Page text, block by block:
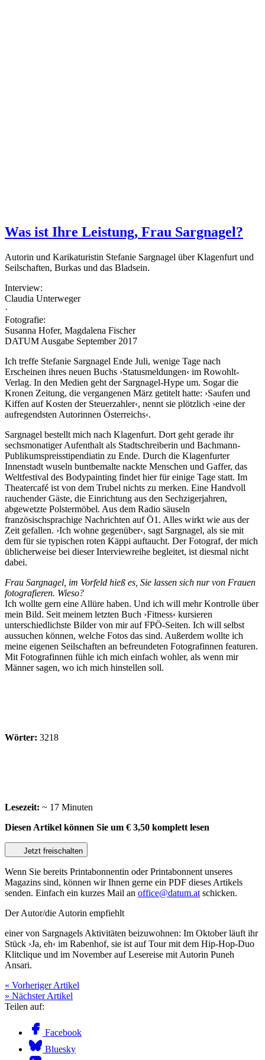
Was ist Ihre Leistung, Frau Sargnagel?
Autorin und Karikaturistin Stefanie Sargnagel über Klagenfurt und
Seilschaften, Burkas und das Bladsein.
Interview:
Claudia Unterweger
·
Fotografie:
Susanna Hofer, Magdalena Fischer
DATUM Ausgabe September 2017
Ich treffe Stefanie Sargnagel Ende Juli, wenige Tage nach
Erscheinen ihres neuen Buchs ›Statusmeldungen‹ im Rowohlt-
Verlag. In den Medien geht der Sargnagel-Hype um. Sogar die
Kronen Zeitung, die vergangenen März getitelt hatte: ›Saufen und
Kiffen auf Kosten der Steuerzahler‹, nennt sie plötzlich ›eine der
aufregendsten Autorinnen Österreichs‹.
Sargnagel bestellt mich nach Klagenfurt. Dort geht gerade ihr
sechsmonatiger Aufenthalt als Stadtschreiberin und Bachmann-
Publikumspreisstipendiatin zu Ende. Durch die Klagenfurter
Innenstadt wuseln buntbemalte nackte Menschen und Gaffer, das
Weltfestival des Bodypainting findet hier für einige Tage statt. Im
Theatercafé ist von dem Trubel nichts zu merken. Eine Handvoll
rauchender Gäste, die Einrichtung aus den Sechzigerjahren,
abgewetzte Polstermöbel. Aus dem Radio säuseln
französischsprachige Nachrichten auf Ö1. Alles wirkt wie aus der
Zeit gefallen. ›Ich wohne gegenüber‹, sagt Sargnagel, als sie mit
dem für sie typischen roten Käppi auftaucht. Der Fotograf, der mich
üblicherweise bei dieser Interviewreihe begleitet, ist diesmal nicht
dabei.
Frau Sargnagel, im Vorfeld hieß es, Sie lassen sich nur von Frauen
fotografieren. Wieso?
Ich wollte gern eine Allüre haben. Und ich will mehr Kontrolle über
mein Bild. Seit meinem letzten Buch ›Fitness‹ kursieren
unterschiedlichste Bilder von mir auf FPÖ-Seiten. Ich will selbst
aussuchen können, welche Fotos das sind. Außerdem wollte ich
meine eigenen Seilschaften an befreundeten Fotografinnen featuren.
Mit Fotografinnen fühle ich mich einfach wohler, als wenn mir
Männer sagen, wo ich mich hinstellen soll.
Wörter: 3218
Lesezeit: ~ 17 Minuten
Diesen Artikel können Sie um € 3,50 komplett lesen
Jetzt freischalten
Wenn Sie bereits Printabonnentin oder Printabonnent unseres
Magazins sind, können wir Ihnen gerne ein PDF dieses Artikels
senden. Einfach ein kurzes Mail an office@datum.at schicken.
Der Autor/die Autorin empfiehlt
einer von Sargnagels Aktivitäten beizuwohnen: Im Oktober läuft ihr
Stück ›Ja, eh‹ im Rabenhof, sie ist auf Tour mit dem Hip-Hop-Duo
Klitclique und im November auf Lesereise mit Autorin Puneh
Ansari.
« Vorheriger Artikel
» Nächster Artikel
Teilen auf:
Facebook
Bluesky